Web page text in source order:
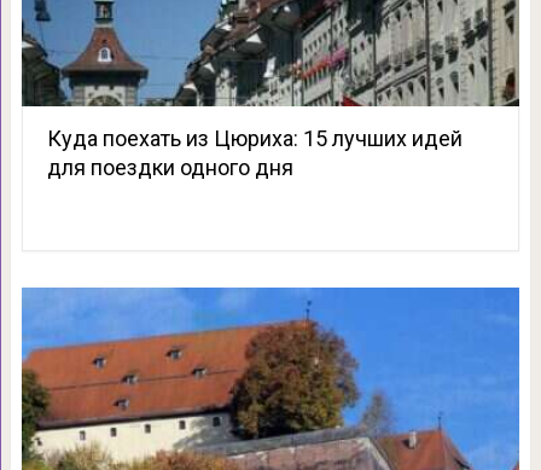
Куда поехать из Цюриха: 15 лучших идей
для поездки одного дня